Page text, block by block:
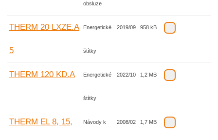
obsluze
THERM 20 LXZE.A
5
Energetické
štítky
2019/09 958 kB
THERM 120 KD.A Energetické
štítky
2022/10 1,2 MB
THERM EL 8, 15, Návody k 2008/02 1,7 MB